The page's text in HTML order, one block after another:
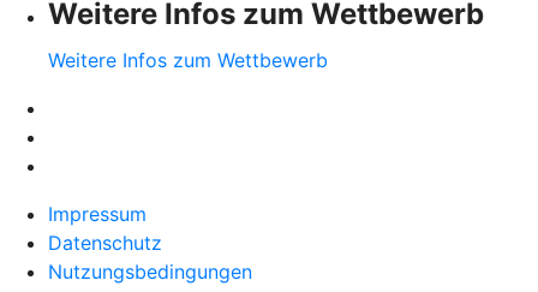
Weitere Infos zum Wettbewerb
Weitere Infos zum Wettbewerb
Impressum
Datenschutz
Nutzungsbedingungen